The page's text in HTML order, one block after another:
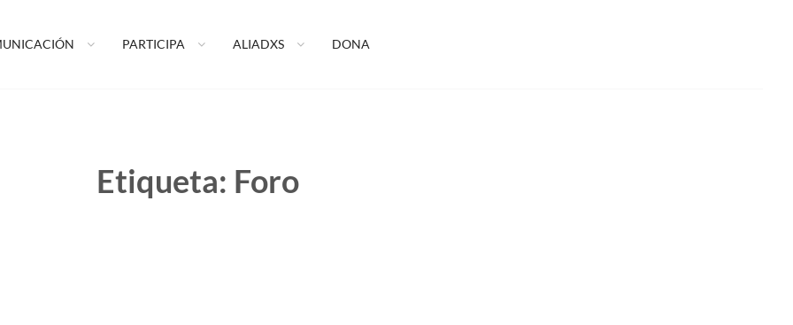
tu vida A.C.
PARTICIPA ALIADXS DONA
Etiqueta: Foro